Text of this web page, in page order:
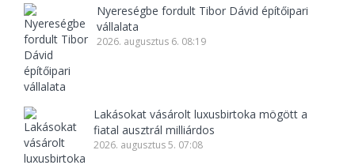
Nyereségbe fordult Tibor Dávid építőipari
vállalata
2026. augusztus 6. 08:19
Lakásokat vásárolt luxusbirtoka mögött a
fiatal ausztrál milliárdos
2026. augusztus 5. 07:08